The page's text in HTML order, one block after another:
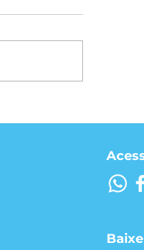
de gestão